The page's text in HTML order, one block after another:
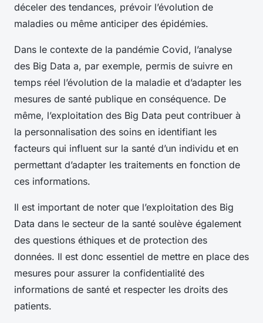
déceler des tendances, prévoir l’évolution de
maladies ou même anticiper des épidémies.
Dans le contexte de la pandémie Covid, l’analyse
des Big Data a, par exemple, permis de suivre en
temps réel l’évolution de la maladie et d’adapter les
mesures de santé publique en conséquence. De
même, l’exploitation des Big Data peut contribuer à
la personnalisation des soins en identifiant les
facteurs qui influent sur la santé d’un individu et en
permettant d’adapter les traitements en fonction de
ces informations.
Il est important de noter que l’exploitation des Big
Data dans le secteur de la santé soulève également
des questions éthiques et de protection des
données. Il est donc essentiel de mettre en place des
mesures pour assurer la confidentialité des
informations de santé et respecter les droits des
patients.